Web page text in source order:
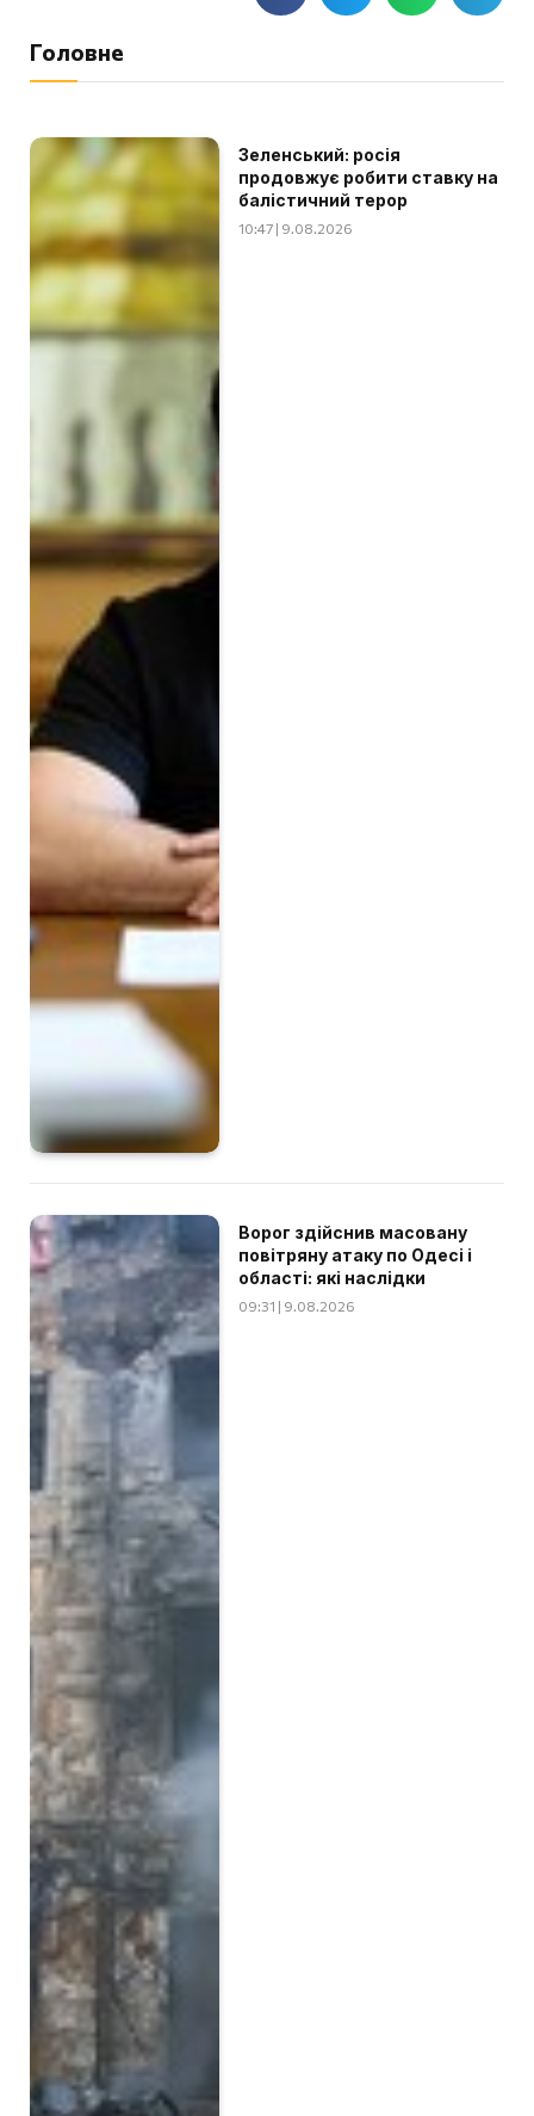
Головне
Зеленський: росія
продовжує робити ставку на
балістичний терор
10:47 | 9.08.2026
Ворог здійснив масовану
повітряну атаку по Одесі і
області: які наслідки
09:31 | 9.08.2026